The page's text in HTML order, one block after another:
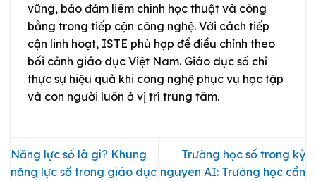
vững, bảo đảm liêm chính học thuật và công
bằng trong tiếp cận công nghệ. Với cách tiếp
cận linh hoạt, ISTE phù hợp để điều chỉnh theo
bối cảnh giáo dục Việt Nam. Giáo dục số chỉ
thực sự hiệu quả khi công nghệ phục vụ học tập
và con người luôn ở vị trí trung tâm.
Năng lực số là gì? Khung
năng lực số trong giáo dục
Trường học số trong kỷ
nguyên AI: Trường học cần